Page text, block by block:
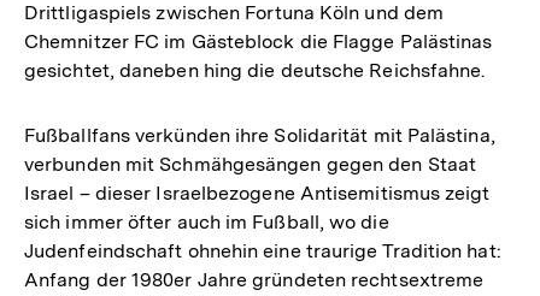
Drittligaspiels zwischen Fortuna Köln und dem
Chemnitzer FC im Gästeblock die Flagge Palästinas
gesichtet, daneben hing die deutsche Reichsfahne.
Fußballfans verkünden ihre Solidarität mit Palästina,
verbunden mit Schmähgesängen gegen den Staat
Israel – dieser Israelbezogene Antisemitismus zeigt
sich immer öfter auch im Fußball, wo die
Judenfeindschaft ohnehin eine traurige Tradition hat:
Anfang der 1980er Jahre gründeten rechtsextreme